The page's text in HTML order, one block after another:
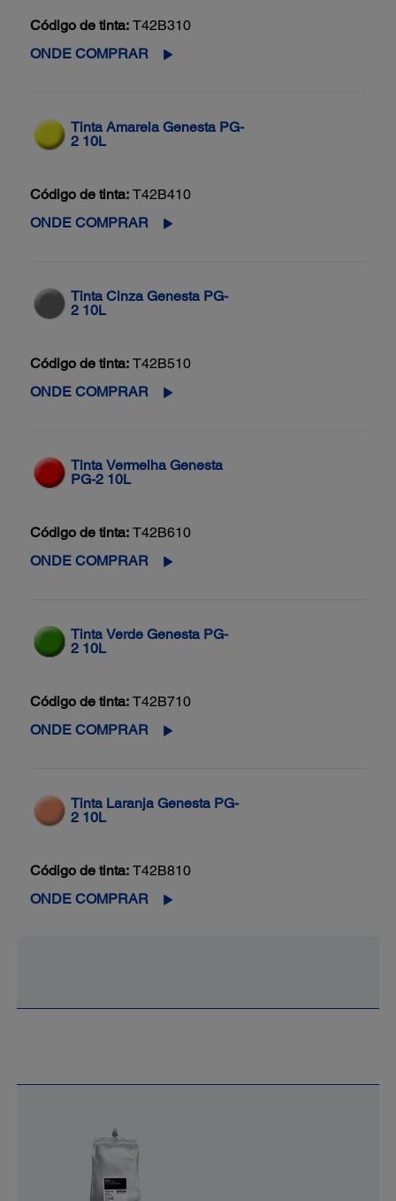
Código de tinta: T42B310
ONDE COMPRAR
Tinta Amarela Genesta PG-
2 10L
Código de tinta: T42B410
ONDE COMPRAR
Tinta Cinza Genesta PG-
2 10L
Código de tinta: T42B510
ONDE COMPRAR
Tinta Vermelha Genesta
PG-2 10L
Código de tinta: T42B610
ONDE COMPRAR
Tinta Verde Genesta PG-
2 10L
Código de tinta: T42B710
ONDE COMPRAR
Tinta Laranja Genesta PG-
2 10L
Código de tinta: T42B810
ONDE COMPRAR